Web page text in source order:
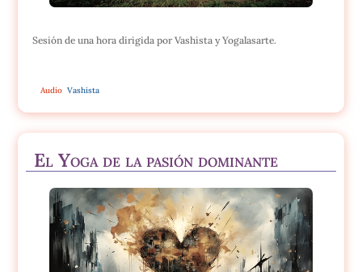
Sesión de una hora dirigida por Vashista y Yogalasarte.
Audio Vashista
El Yoga de la pasión dominante